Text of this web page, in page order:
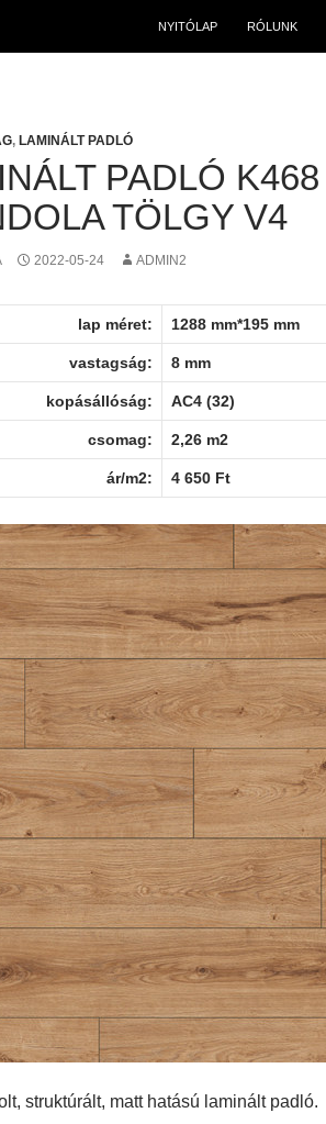
NYITÓLAP RÓLUNK
, LAMINÁLT PADLÓ
PADLÓ K468
TÖLGY V4
2022-05-24 ADMIN2
lap méret: 1288 mm*195 mm
vastagság: 8 mm
kopásállóság: AC4 (32)
csomag: 2,26 m2
ár/m2: 4 650 Ft
struktúrált, matt hatású laminált padló.